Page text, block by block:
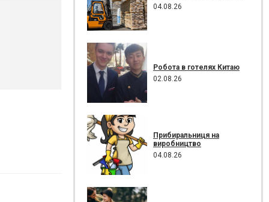
04.08.26
Робота в готелях Китаю
02.08.26
Прибиральниця на
виробництво
04.08.26